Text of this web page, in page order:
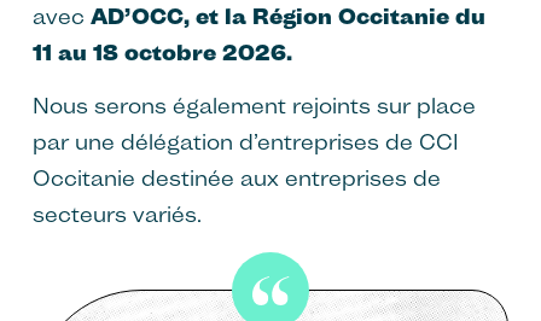
avec AD’OCC, et la Région Occitanie du
11 au 18 octobre 2026.
Nous serons également rejoints sur place
par une délégation d’entreprises de CCI
Occitanie destinée aux entreprises de
secteurs variés.